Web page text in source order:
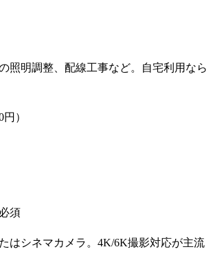
照明調整、配線工事など。自宅利用なら
円 ）
必須
はシネマカメラ。4K/6K撮影対応が主流